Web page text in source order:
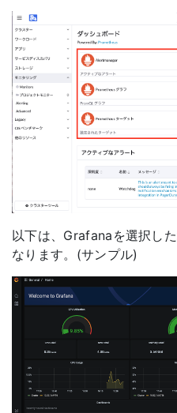
以下は、Grafanaを選択し
なります。(サンプル)